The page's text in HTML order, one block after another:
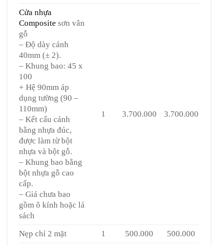
Cửa nhựa
Composite sơn vân
gỗ
– Độ dày cánh
40mm (± 2).
– Khung bao: 45 x
100
+ Hệ 90mm áp
dụng tường (90 –
110mm)
– Kết cấu cánh
bằng nhựa đúc,
được làm từ bột
nhựa và bột gỗ.
– Khung bao bằng
bột nhựa gỗ cao
cấp.
– Giá chưa bao
gồm ô kính hoặc lá
sách
1 3.700.000 3.700.000
Nẹp chỉ 2 mặt 1 500.000
500.000